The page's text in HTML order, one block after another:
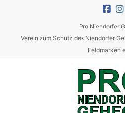
content
Pro Niendorfer
Verein zum Schutz des Niendorfer
Feldmarken